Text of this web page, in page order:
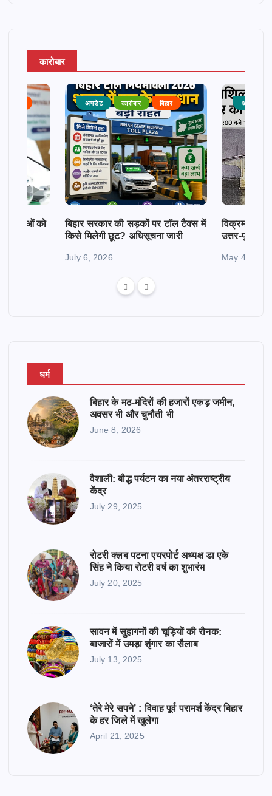
कारोबार
महिलाओं को
अपडेट कारोबार बिहार
बिहार सरकार की सड़कों पर टॉल टैक्स में
किसे मिलेगी छूट? अधिसूचना जारी
July 6, 2026
अपडेट
विक्रमशिला
उत्तर-पूर्व
May 4, 2026
धर्म
बिहार के मठ-मंदिरों की हजारों एकड़ जमीन,
अवसर भी और चुनौती भी
June 8, 2026
वैशाली: बौद्ध पर्यटन का नया अंतरराष्ट्रीय
केंद्र
July 29, 2025
रोटरी क्लब पटना एयरपोर्ट अध्यक्ष डा एके
सिंह ने किया रोटरी वर्ष का शुभारंभ
July 20, 2025
सावन में सुहागनों की चूड़ियों की रौनक:
बाजारों में उमड़ा शृंगार का सैलाब
July 13, 2025
‘तेरे मेरे सपने’ : विवाह पूर्व परामर्श केंद्र बिहार
के हर जिले में खुलेगा
April 21, 2025